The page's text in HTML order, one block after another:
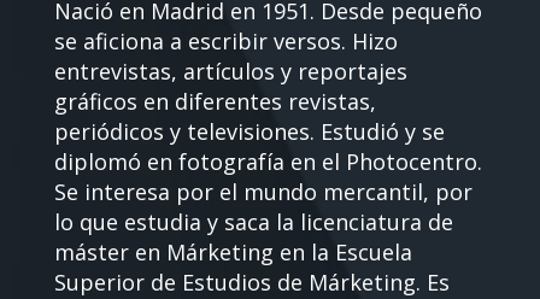
Nació en Madrid en 1951. Desde pequeño
se aficiona a escribir versos. Hizo
entrevistas, artículos y reportajes
gráficos en diferentes revistas,
periódicos y televisiones. Estudió y se
diplomó en fotografía en el Photocentro.
Se interesa por el mundo mercantil, por
lo que estudia y saca la licenciatura de
máster en Márketing en la Escuela
Superior de Estudios de Márketing. Es